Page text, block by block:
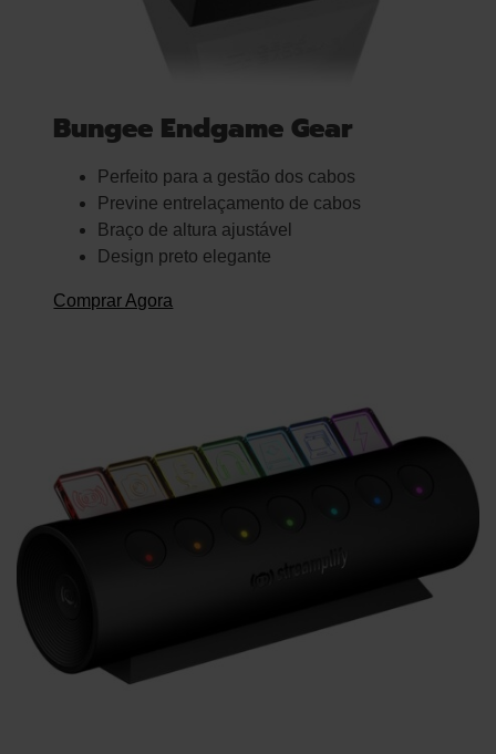
Bungee Endgame Gear
Perfeito para a gestão dos cabos
Previne entrelaçamento de cabos
Braço de altura ajustável
Design preto elegante
Comprar Agora